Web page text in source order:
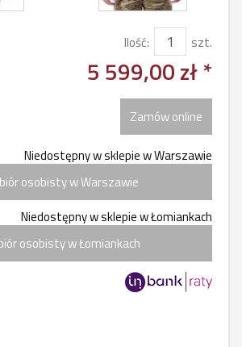
Ilość: szt.
5 599,00 zł *
Zamów online
Niedostępny w sklepie w Warszawie
osobisty w Warszawie
Niedostępny w sklepie w Łomiankach
osobisty w Łomiankach